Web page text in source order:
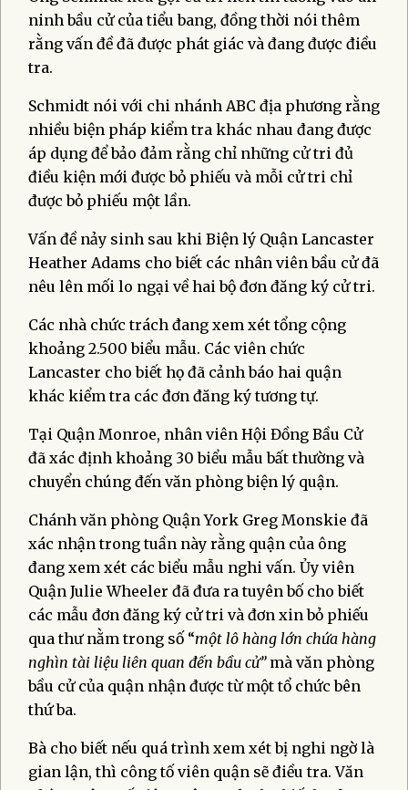
ninh bầu cử của tiểu bang, đồng thời nói thêm
rằng vấn đề đã được phát giác và đang được điều
tra.
Schmidt nói với chi nhánh ABC địa phương rằng
nhiều biện pháp kiểm tra khác nhau đang được
áp dụng để bảo đảm rằng chỉ những cử tri đủ
điều kiện mới được bỏ phiếu và mỗi cử tri chỉ
được bỏ phiếu một lần.
Vấn đề nảy sinh sau khi Biện lý Quận Lancaster
Heather Adams cho biết các nhân viên bầu cử đã
nêu lên mối lo ngại về hai bộ đơn đăng ký cử tri.
Các nhà chức trách đang xem xét tổng cộng
khoảng 2.500 biểu mẫu. Các viên chức
Lancaster cho biết họ đã cảnh báo hai quận
khác kiểm tra các đơn đăng ký tương tự.
Tại Quận Monroe, nhân viên Hội Đồng Bầu Cử
đã xác định khoảng 30 biểu mẫu bất thường và
chuyển chúng đến văn phòng biện lý quận.
Chánh văn phòng Quận York Greg Monskie đã
xác nhận trong tuần này rằng quận của ông
đang xem xét các biểu mẫu nghi vấn. Ủy viên
Quận Julie Wheeler đã đưa ra tuyên bố cho biết
các mẫu đơn đăng ký cử tri và đơn xin bỏ phiếu
qua thư nằm trong số “một lô hàng lớn chứa hàng
nghìn tài liệu liên quan đến bầu cử” mà văn phòng
bầu cử của quận nhận được từ một tổ chức bên
thứ ba.
Bà cho biết nếu quá trình xem xét bị nghi ngờ là
gian lận, thì công tố viên quận sẽ điều tra. Văn